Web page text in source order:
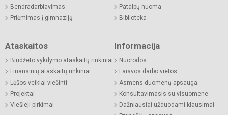
Bendradarbiavimas
Priėmimas į gimnaziją
Patalpų nuoma
Biblioteka
Ataskaitos
Biudžeto vykdymo ataskaitų rinkiniai
Finansinių ataskaitų rinkiniai
Lėšos veiklai viešinti
Projektai
Viešieji pirkimai
Informacija
Nuorodos
Laisvos darbo vietos
Asmens duomenų apsauga
Konsultavimasis su visuomene
Dažniausiai užduodami klausimai